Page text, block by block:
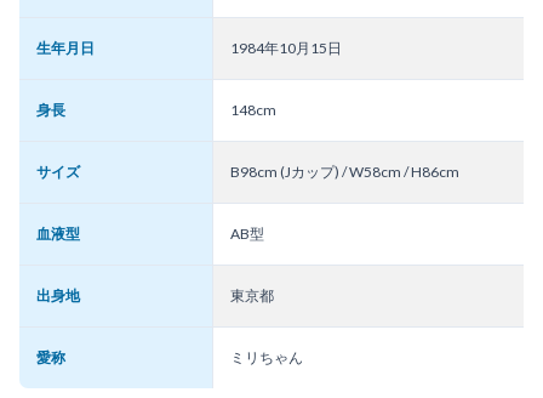
生年月日 1984年10月15日
身長 148cm
サイズ B98cm (Jカップ) / W58cm / H86cm
血液型 AB型
出身地 東京都
愛称 ミリちゃん